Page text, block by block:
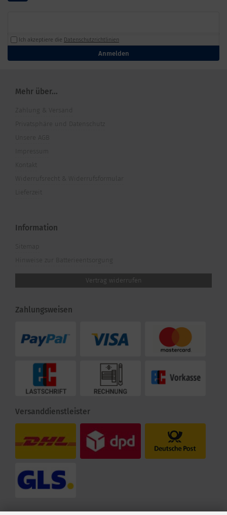
Ich akzeptiere die Datenschutzrichtlinien
Anmelden
Mehr über...
Zahlung & Versand
Privatsphäre und Datenschutz
Unsere AGB
Impressum
Kontakt
Widerrufsrecht & Widerrufsformular
Lieferzeit
Information
Sitemap
Hinweise zur Batterieentsorgung
Vertrag widerrufen
Zahlungsweisen
Versanddienstleister